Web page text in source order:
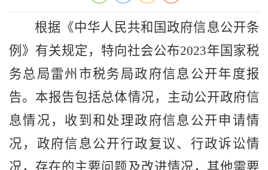
根据《中华人民共和国政府信息公开条
例》有关规定，特向社会公布2023年国家税
务总局雷州市税务局政府信息公开年度报
告。 本报告包括总体情况，主动公开政府信
息情况，收到和处理政府信息公开申请情
况，政府信息公开行政复议、行政诉讼情
况，存在的主要问题及改进情况，其他需要